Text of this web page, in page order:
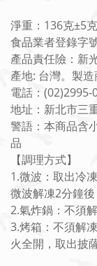
淨重：136克±5
食品業者登錄字
產品責任險：新
產地: 台灣。製
電話：(02)2995-
地址：新北市三
警語：本商品含
品
【調理方式】
1.微波：取出冷
微波解凍2分鐘後
2.氣炸鍋：不須
3.烤箱：不須解
火全開，取出披